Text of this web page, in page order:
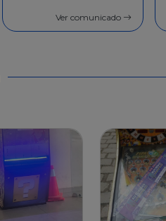
Ver comunicado